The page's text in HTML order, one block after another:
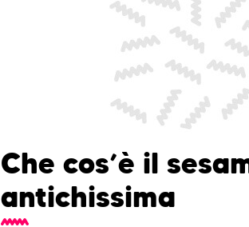
Che cos’è il
antichissima